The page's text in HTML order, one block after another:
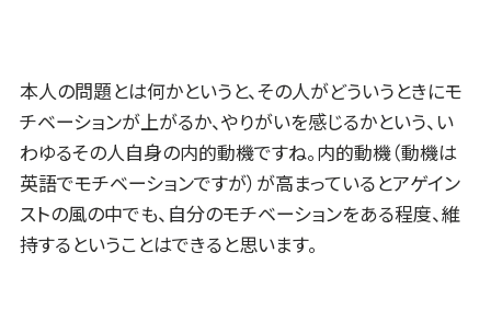
本人の問題とは何かというと、その人がどういうときにモ
チベーションが上がるか、やりがいを感じるかという、い
わゆるその人自身の内的動機ですね。内的動機（動機は
英語でモチベーションですが）が高まっているとアゲイン
ストの風の中でも、自分のモチベーションをある程度、維
持するということはできると思います。